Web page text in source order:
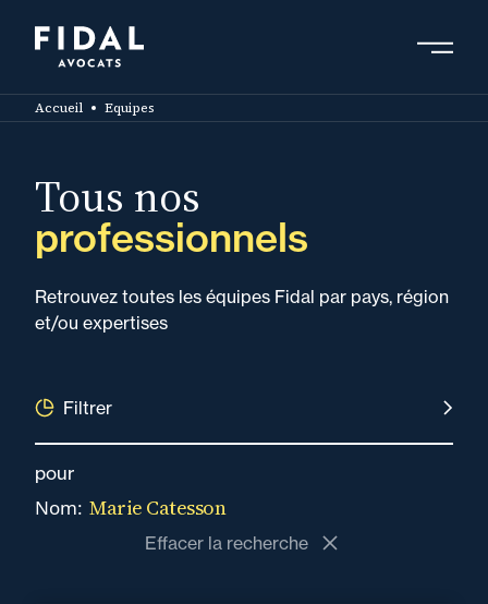
contenu
principal
Accueil Equipes
Tous nos
professionnels
Retrouvez toutes les équipes Fidal par pays, région
et/ou expertises
Filtrer
pour
Nom: Marie Catesson
Effacer la recherche